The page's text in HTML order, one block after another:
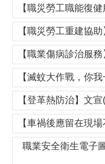
【職災勞工職能復
【職災勞工重建協
【職業傷病診治服
【滅蚊大作戰，你
【登革熱防治】文
【車禍後應留在現
職業安全衛生電子